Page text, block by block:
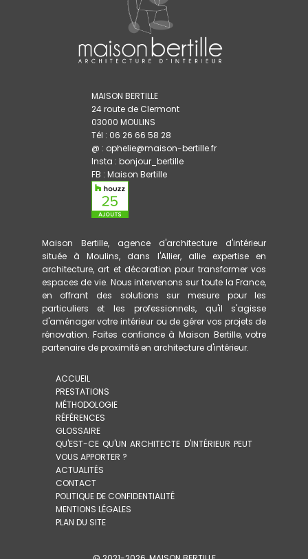
MAISON BERTILLE
24 route de Clermont
03000 MOULINS
Tél : 06 26 66 58 28
@ : ophelie@maison-bertille.fr
Insta : bonjour_bertille
FB : Maison Bertille
Maison Bertille, agence d'architecture d'intérieur
située à Moulins, dans l'Allier, allie expertise en
architecture, art et décoration pour transformer vos
espaces de vie. Nous intervenons sur toute la France,
en offrant des solutions sur mesure pour les
particuliers et les professionnels, qu'il s'agisse
d'aménager votre intérieur ou de gérer vos projets de
rénovation. Faites confiance à Maison Bertille, votre
partenaire de proximité en architecture d'intérieur.
ACCUEIL
PRESTATIONS
MÉTHODOLOGIE
RÉFÉRENCES
GLOSSAIRE
QU'EST-CE QU'UN ARCHITECTE D'INTÉRIEUR PEUT
VOUS APPORTER ?
ACTUALITÉS
CONTACT
POLITIQUE DE CONFIDENTIALITÉ
MENTIONS LÉGALES
PLAN DU SITE